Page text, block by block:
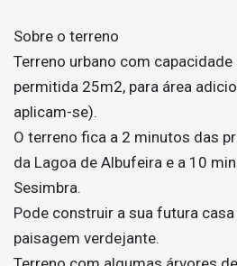
Sobre o terreno
Terreno urbano com
permitida 25m2, para área
aplicam-se).
O terreno fica a 2 minutos das
da Lagoa de Albufeira e a 10
Sesimbra.
Pode construir a sua futura
paisagem verdejante.